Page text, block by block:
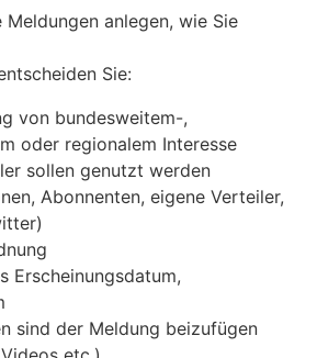
Meldungen anlegen, wie Sie
Sie:
von bundesweitem-,
oder regionalem Interesse
sollen genutzt werden
Abonnenten, eigene Verteiler,
Erscheinungsdatum,
sind der Meldung beizufügen